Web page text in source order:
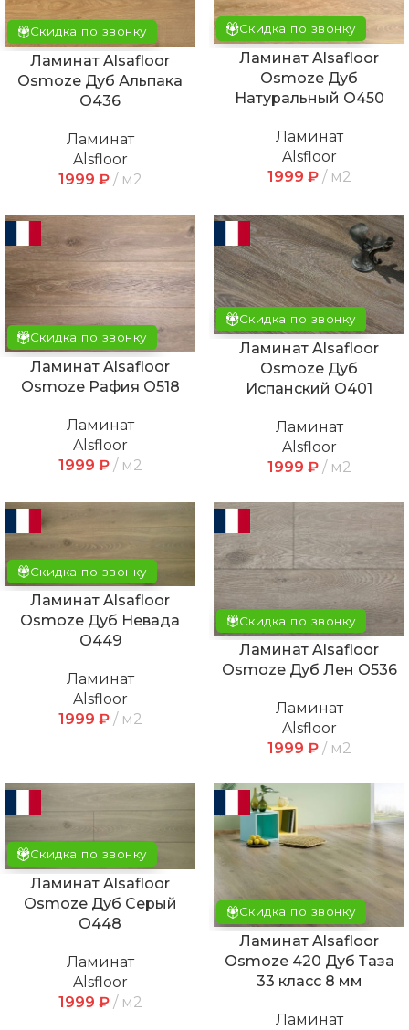
Скидка по звонку
Ламинат Alsafloor
Osmoze Дуб Альпака
O436
Ламинат
Alsfloor
1999 ₽ м2
Скидка по звонку
Ламинат Alsafloor
Osmoze Дуб
Натуральный О450
Ламинат
Alsfloor
1999 ₽ м2
Скидка по звонку
Ламинат Alsafloor
Osmoze Рафия О518
Ламинат
Alsfloor
1999 ₽ м2
Скидка по звонку
Ламинат Alsafloor
Osmoze Дуб
Испанский O401
Ламинат
Alsfloor
1999 ₽ м2
Скидка по звонку
Ламинат Alsafloor
Osmoze Дуб Невада
O449
Ламинат
Alsfloor
1999 ₽ м2
Скидка по звонку
Ламинат Alsafloor
Osmoze Дуб Лен O536
Ламинат
Alsfloor
1999 ₽ м2
Скидка по звонку
Ламинат Alsafloor
Osmoze Дуб Серый
O448
Ламинат
Alsfloor
1999 ₽ м2
Скидка по звонку
Ламинат Alsafloor
Osmoze 420 Дуб Таза
33 класс 8 мм
Ламинат